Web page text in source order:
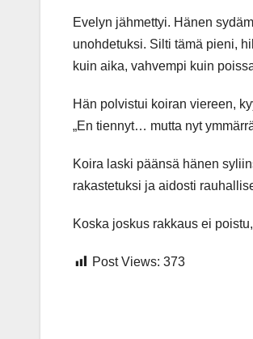
Evelyn jähmettyi. Hänen
unohdetuksi. Silti tämä pieni,
kuin aika, vahvempi kuin
Hän polvistui koiran viereen,
„En tiennyt… mutta nyt
Koira laski päänsä hänen
rakastetuksi ja aidosti
Koska joskus rakkaus ei
Post Views: 373